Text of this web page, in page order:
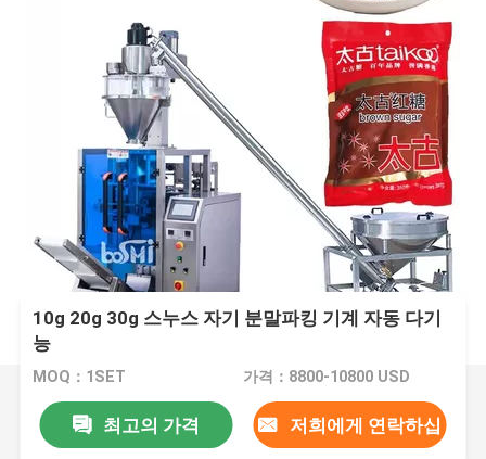
10g 20g 30g 스누스 자기 분말파킹 기계 자동 다기
능
MOQ：1SET 가격：8800-10800 USD
최고의 가격 저희에게 연락하십